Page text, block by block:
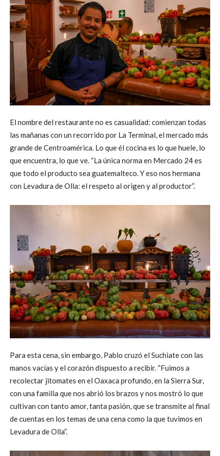
El nombre del restaurante no es casualidad: comienzan todas
las mañanas con un recorrido por La Terminal, el mercado más
grande de Centroamérica. Lo que él cocina es lo que huele, lo
que encuentra, lo que ve. “La única norma en Mercado 24 es
que todo el producto sea guatemalteco. Y eso nos hermana
con Levadura de Olla: el respeto al origen y al productor”.
Para esta cena, sin embargo, Pablo cruzó el Suchiate con las
manos vacías y el corazón dispuesto a recibir. “Fuimos a
recolectar jitomates en el Oaxaca profundo, en la Sierra Sur,
con una familia que nos abrió los brazos y nos mostró lo que
cultivan con tanto amor, tanta pasión, que se transmite al final
de cuentas en los temas de una cena como la que tuvimos en
Levadura de Olla”.